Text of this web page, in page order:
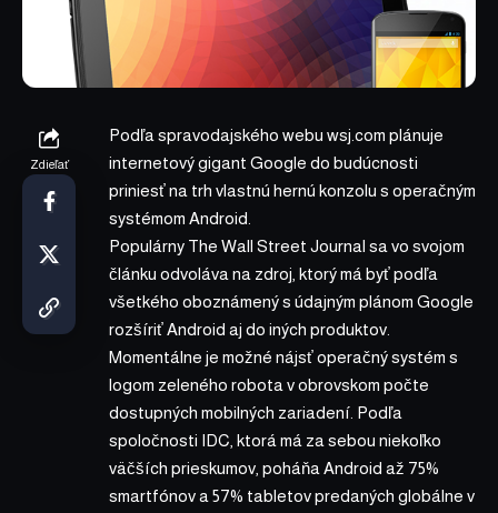
Zdieľať
Podľa spravodajského webu wsj.com plánuje
internetový gigant Google do budúcnosti
priniesť na trh vlastnú hernú konzolu s operačným
systémom Android.
Populárny The Wall Street Journal sa vo svojom
článku odvoláva na zdroj, ktorý má byť podľa
všetkého oboznámený s údajným plánom Google
rozšíriť Android aj do iných produktov.
Momentálne je možné nájsť operačný systém s
logom zeleného robota v obrovskom počte
dostupných mobilných zariadení. Podľa
spoločnosti IDC, ktorá má za sebou niekoľko
väčších prieskumov, poháňa Android až 75%
smartfónov a 57% tabletov predaných globálne v